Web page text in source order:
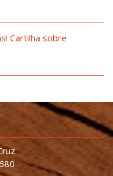
Cartilha sobre